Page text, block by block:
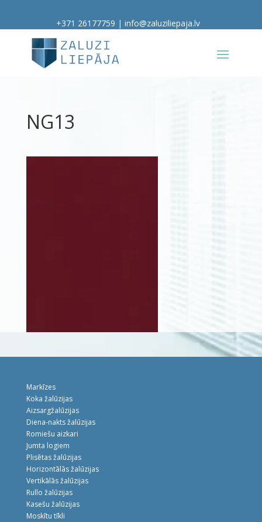
+371 26177759 | info@zaluziliepaja.lv
NG13
Markīzes
Koka žalūzijas
Aizsargžalūzijas
Diena-nakts žalūzijas
Romiešu aizkari
Jumta logiem
Plisētas žalūzijas
Horizontālās žalūzijas
Vertikālās žalūzijas
Rullo žalūzijas
Kasešu žalūzijas
Moskītu tīkli